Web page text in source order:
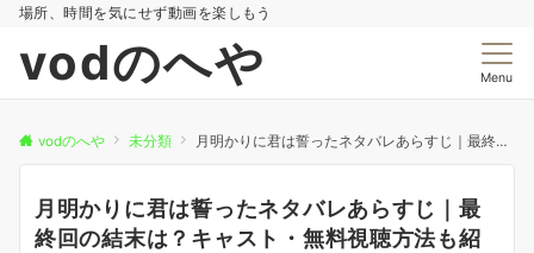
場所、時間を気にせず動画を楽しもう
vodのへや Menu
vodのへや 未分類 月明かりに君は誓ったネタバレあらすじ｜最終回の結末は？キャスト・無料視聴方法も紹介
月明かりに君は誓ったネタバレあらすじ｜最
終回の結末は？キャスト・無料視聴方法も紹